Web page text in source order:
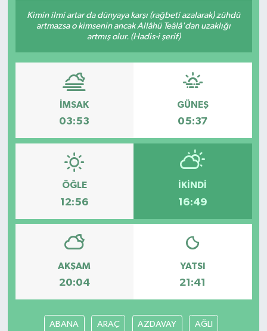
Kimin ilmi artar da dünyaya karşı (rağbeti azalarak) zühdü
artmazsa o kimsenin ancak Allâhü Teâlâ'dan uzaklığı
artmış olur. (Hadis-i şerif)
İMSAK
03:53
GÜNEŞ
05:37
ÖĞLE
12:56
İKINDI
16:49
AKŞAM
20:04
YATSI
21:41
ABANA ARAÇ AZDAVAY AĞLI
KÜLTÜR-SANAT
Magazin
Medya
Sağlık
Siyaset
Yaşam